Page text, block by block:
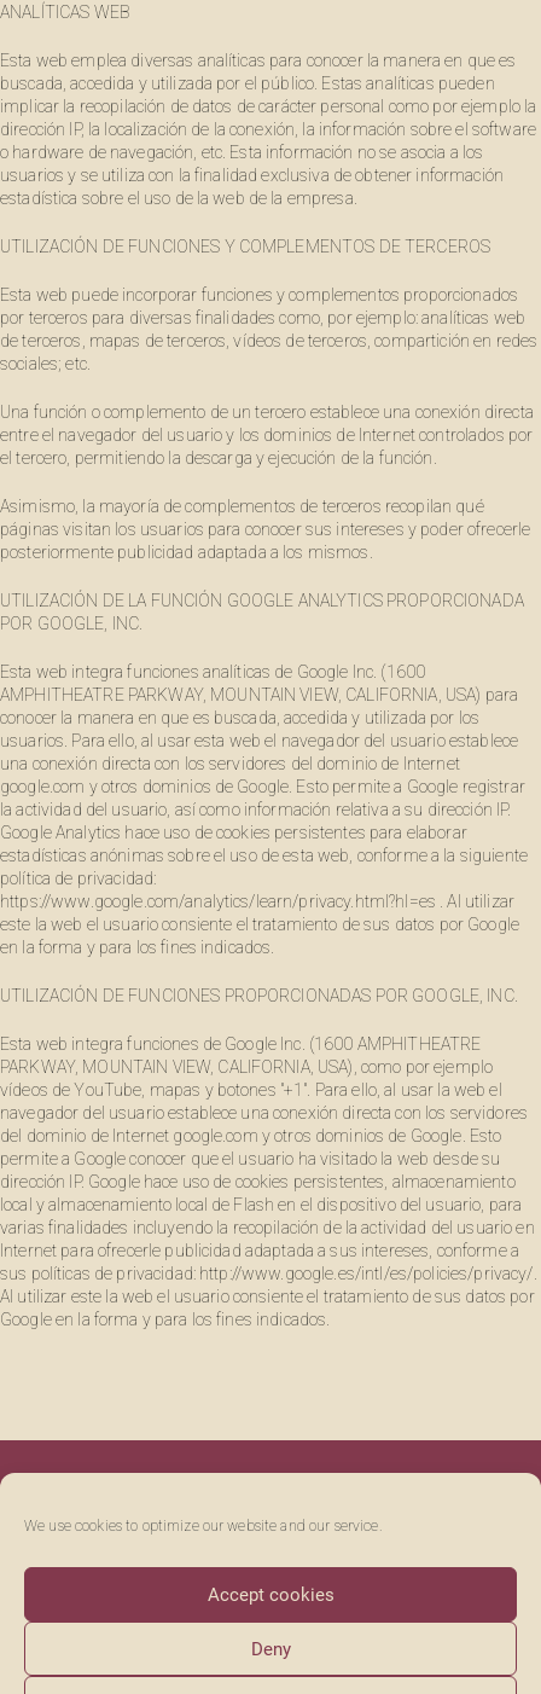
We use cookies to optimize our website and our service.
Accept cookies
Deny
ANALÍTICAS WEB
Esta web emplea diversas analíticas para conocer la manera en que es
buscada, accedida y utilizada por el público. Estas analíticas pueden
implicar la recopilación de datos de carácter personal como por ejemplo la
dirección IP, la localización de la conexión, la información sobre el software
o hardware de navegación, etc. Esta información no se asocia a los
usuarios y se utiliza con la finalidad exclusiva de obtener información
estadística sobre el uso de la web de la empresa.
UTILIZACIÓN DE FUNCIONES Y COMPLEMENTOS DE TERCEROS
Esta web puede incorporar funciones y complementos proporcionados
por terceros para diversas finalidades como, por ejemplo: analíticas web
de terceros, mapas de terceros, vídeos de terceros, compartición en redes
sociales; etc.
Una función o complemento de un tercero establece una conexión directa
entre el navegador del usuario y los dominios de Internet controlados por
el tercero, permitiendo la descarga y ejecución de la función.
Asimismo, la mayoría de complementos de terceros recopilan qué
páginas visitan los usuarios para conocer sus intereses y poder ofrecerle
posteriormente publicidad adaptada a los mismos.
UTILIZACIÓN DE LA FUNCIÓN GOOGLE ANALYTICS PROPORCIONADA
POR GOOGLE, INC.
Esta web integra funciones analíticas de Google Inc. (1600
AMPHITHEATRE PARKWAY, MOUNTAIN VIEW, CALIFORNIA, USA) para
conocer la manera en que es buscada, accedida y utilizada por los
usuarios. Para ello, al usar esta web el navegador del usuario establece
una conexión directa con los servidores del dominio de Internet
google.com y otros dominios de Google. Esto permite a Google registrar
la actividad del usuario, así como información relativa a su dirección IP.
Google Analytics hace uso de cookies persistentes para elaborar
estadísticas anónimas sobre el uso de esta web, conforme a la siguiente
política de privacidad:
https://www.google.com/analytics/learn/privacy.html?hl=es . Al utilizar
este la web el usuario consiente el tratamiento de sus datos por Google
en la forma y para los fines indicados.
UTILIZACIÓN DE FUNCIONES PROPORCIONADAS POR GOOGLE, INC.
Esta web integra funciones de Google Inc. (1600 AMPHITHEATRE
PARKWAY, MOUNTAIN VIEW, CALIFORNIA, USA), como por ejemplo
vídeos de YouTube, mapas y botones "+1". Para ello, al usar la web el
navegador del usuario establece una conexión directa con los servidores
del dominio de Internet google.com y otros dominios de Google. Esto
permite a Google conocer que el usuario ha visitado la web desde su
dirección IP. Google hace uso de cookies persistentes, almacenamiento
local y almacenamiento local de Flash en el dispositivo del usuario, para
varias finalidades incluyendo la recopilación de la actividad del usuario en
Internet para ofrecerle publicidad adaptada a sus intereses, conforme a
sus políticas de privacidad: http://www.google.es/intl/es/policies/privacy/.
Al utilizar este la web el usuario consiente el tratamiento de sus datos por
Google en la forma y para los fines indicados.
SÍGUENOS EN @UVASFELICES